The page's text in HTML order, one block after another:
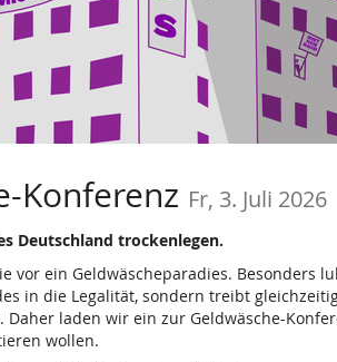
Konferenz Fr, 3. Juli 2026
Deutschland trockenlegen.
vor ein Geldwäscheparadies.
in die Legalität, sondern treibt
Daher laden wir ein zur Geldwäsche-
wollen.